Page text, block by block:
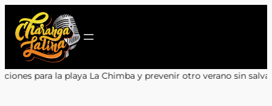
contenido
y prevenir otro verano sin salvavidas•Encuentro y